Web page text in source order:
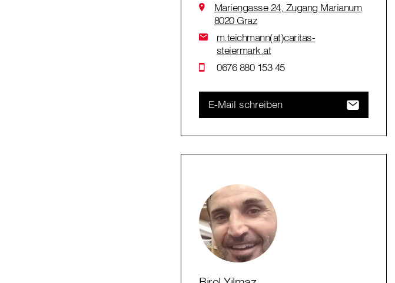
Mariengasse 24, Zugang Marianum
8020 Graz
m.teichmann(at)caritas-
steiermark.at
0676 880 153 45
E-Mail schreiben